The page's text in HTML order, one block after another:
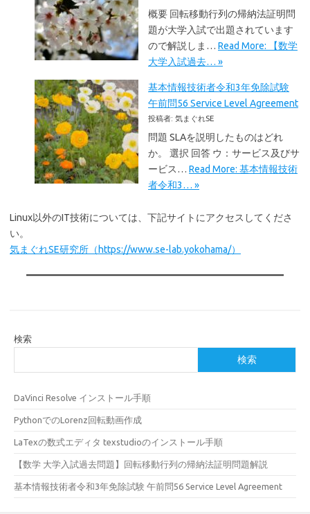
概要 回転移動行列の帰納法証明問
題が大学入試で出題されています
ので解説しま… Read More: 【数学
大学入試過去… »
基本情報技術者令和3年免除試験
午前問56 Service Level Agreement
投稿者: 気まぐれSE
問題 SLAを説明したものはどれ
か。 選択 回答 ウ：サービス及びサ
ービス… Read More: 基本情報技術
者令和3… »
Linux以外のIT技術については、下記サイトにアクセスしてくださ
い。
気まぐれSE研究所（https://www.se-lab.yokohama/）
検索
検索
DaVinci Resolve インストール手順
PythonでのLorenz回転動画作成
LaTexの数式エディタ texstudioのインストール手順
【数学 大学入試過去問題】回転移動行列の帰納法証明問題解説
基本情報技術者令和3年免除試験 午前問56 Service Level Agreement